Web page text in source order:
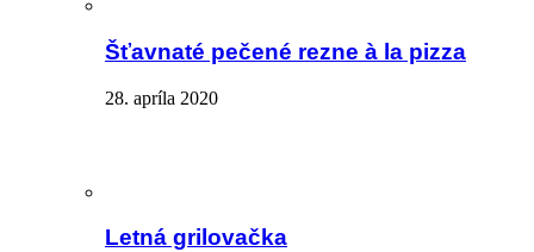
Šťavnaté pečené rezne à la pizza
28. apríla 2020
Letná grilovačka